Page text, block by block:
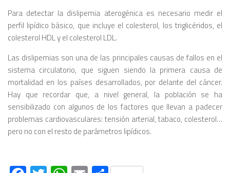
Para detectar la dislipemia aterogénica es necesario medir el
perfil lipídico básico, que incluye el colesterol, los triglicéridos, el
colesterol HDL y el colesterol LDL.
Las dislipemias son una de las principales causas de fallos en el
sistema circulatorio, que siguen siendo la primera causa de
mortalidad en los países desarrollados, por delante del cáncer.
Hay que recordar que, a nivel general, la población se ha
sensibilizado con algunos de los factores que llevan a padecer
problemas cardiovasculares: tensión arterial, tabaco, colesterol…
pero no con el resto de parámetros lipídicos.